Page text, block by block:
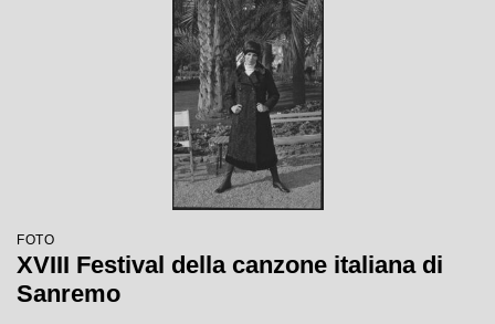
FOTO
XVIII Festival della canzone italiana di
Sanremo